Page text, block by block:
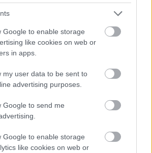
Google to enable storage
like cookies on web or
in apps.
my user data to be sent to
advertising purposes.
Google to send me
Google to enable storage
like cookies on web or
detaljer og resultater finner du i
& resultater
på vårt nyhetsbrev